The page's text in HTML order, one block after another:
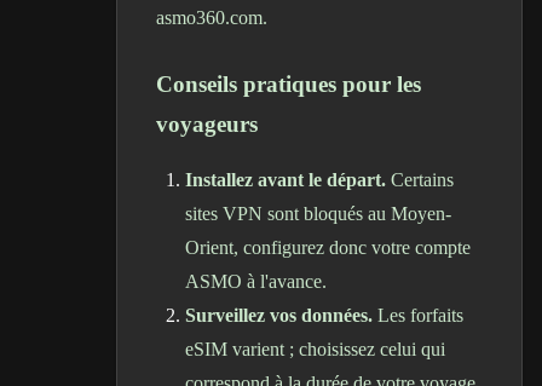
asmo360.com.
Conseils pratiques pour les
voyageurs
Installez avant le départ. Certains
sites VPN sont bloqués au Moyen-
Orient, configurez donc votre compte
ASMO à l'avance.
Surveillez vos données. Les forfaits
eSIM varient ; choisissez celui qui